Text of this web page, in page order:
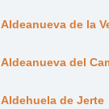
Aldeanueva de la
Aldeanueva del
Aldehuela de Jerte